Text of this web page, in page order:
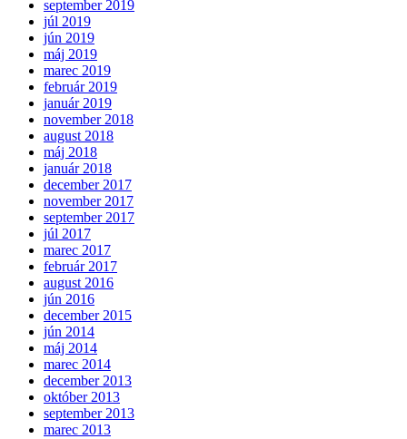
september 2019
júl 2019
jún 2019
máj 2019
marec 2019
február 2019
január 2019
november 2018
august 2018
máj 2018
január 2018
december 2017
november 2017
september 2017
júl 2017
marec 2017
február 2017
august 2016
jún 2016
december 2015
jún 2014
máj 2014
marec 2014
december 2013
október 2013
september 2013
marec 2013